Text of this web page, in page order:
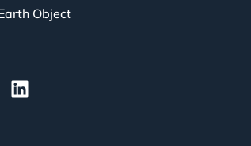
Object